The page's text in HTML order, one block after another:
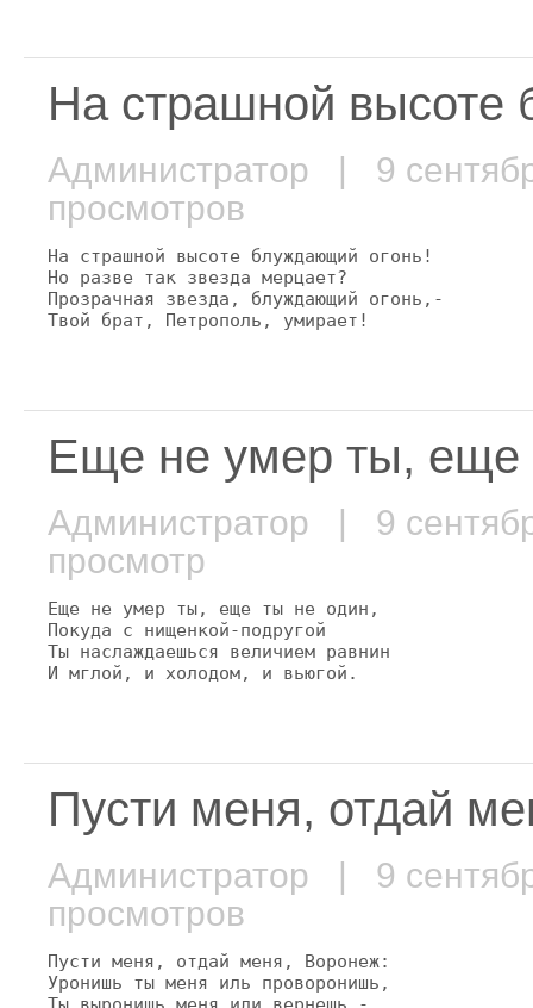
На страшной высоте
Администратор | 9
просмотров
На страшной высоте блуждающий огонь!
Но разве так звезда мерцает?
Прозрачная звезда, блуждающий огонь,-
Твой брат, Петрополь, умирает!
Еще не умер ты, еще
Администратор | 9
просмотр
Еще не умер ты, еще ты не один,
Покуда с нищенкой-подругой
Ты наслаждаешься величием равнин
И мглой, и холодом, и вьюгой.
Пусти меня, отдай
Администратор | 9
просмотров
Пусти меня, отдай меня, Воронеж:
Уронишь ты меня иль проворонишь,